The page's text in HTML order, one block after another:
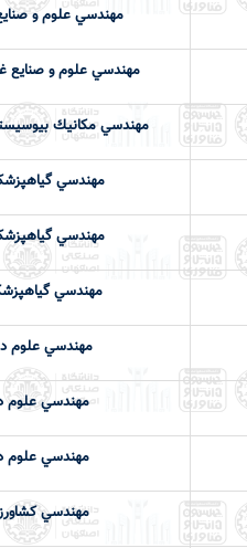
مهندسي علوم و
مهندسي علوم و صنايع
مهندسي مكانيك
مهندسي
مهندسي
مهندسي
مهندسي علوم
مهندسي علوم
مهندسي علوم
مهندسي